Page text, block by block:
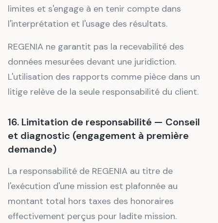
limites et s'engage à en tenir compte dans
l'interprétation et l'usage des résultats.
REGENIA ne garantit pas la recevabilité des
données mesurées devant une juridiction.
L'utilisation des rapports comme pièce dans un
litige relève de la seule responsabilité du client.
16. Limitation de responsabilité — Conseil
et diagnostic (engagement à première
demande)
La responsabilité de REGENIA au titre de
l'exécution d'une mission est plafonnée au
montant total hors taxes des honoraires
effectivement perçus pour ladite mission.